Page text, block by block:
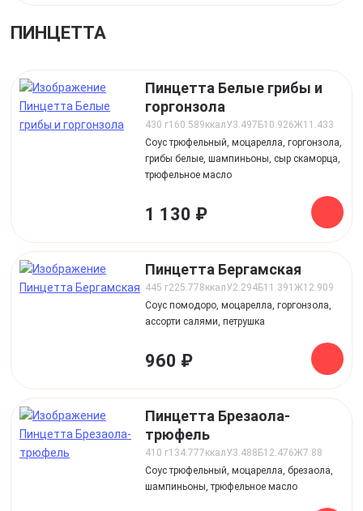
ПИНЦЕТТА
Пинцетта Белые грибы и
горгонзола
430 г ккал
160.589 У3.497 Б10.926Ж11.433
Соус трюфельный, моцарелла, горгонзола,
грибы белые, шампиньоны, сыр скаморца,
трюфельное масло
1 130 ₽
Пинцетта Бергамская
445 г ккал
225.778 У2.294Б11.391 Ж12.909
Соус помодоро, моцарелла, горгонзола,
ассорти салями, петрушка
960 ₽
Пинцетта Брезаола-
трюфель
410 г ккал
134.777 У3.488 Б12.476Ж7.88
Соус трюфельный, моцарелла, брезаола,
шампиньоны, трюфельное масло